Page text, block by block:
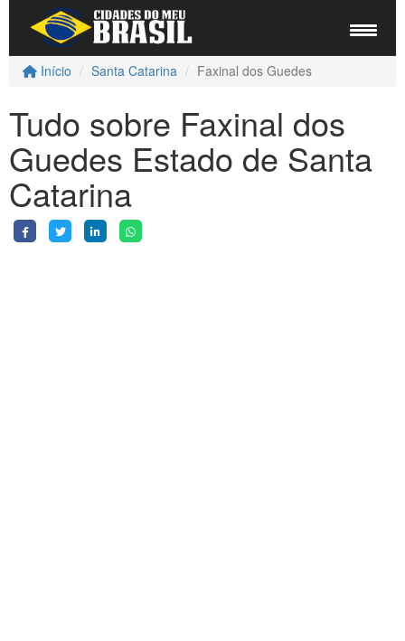
Início Santa Catarina Faxinal dos Guedes
Tudo sobre Faxinal dos
Guedes Estado de Santa
Catarina